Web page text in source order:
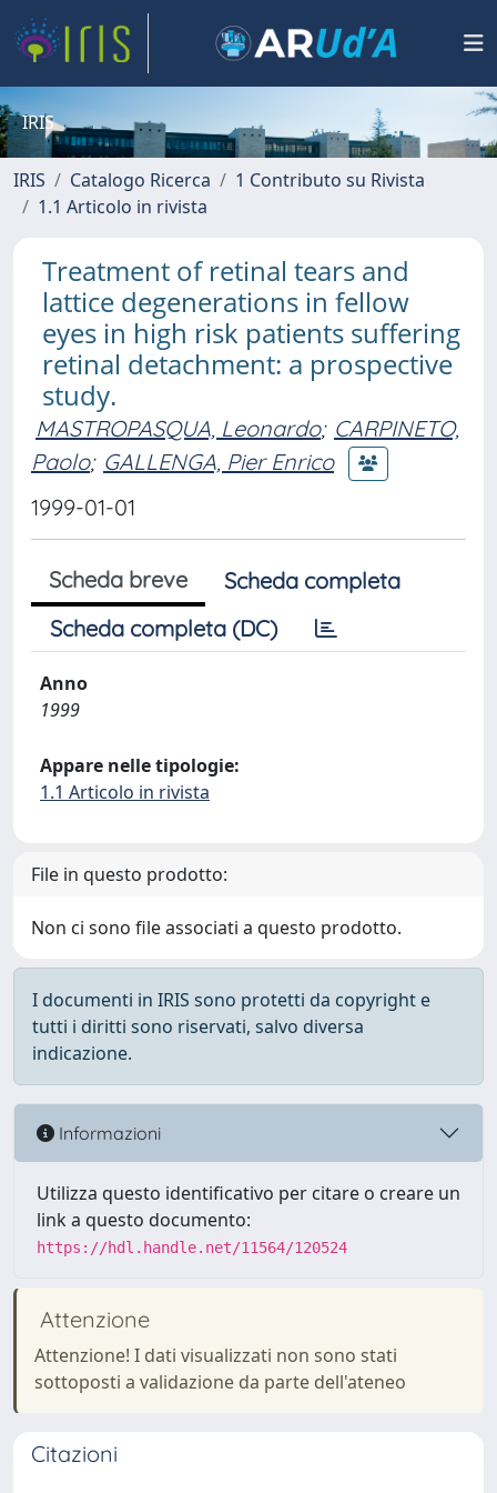
IRIS
IRIS Catalogo Ricerca
1 Contributo su Rivista
1.1 Articolo in rivista
Treatment of retinal tears and
lattice degenerations in fellow
eyes in high risk patients suffering
retinal detachment: a prospective
study.
MASTROPASQUA, Leonardo; CARPINETO,
Paolo; GALLENGA, Pier Enrico
1999-01-01
Scheda breve
Scheda completa
Scheda completa (DC)
Anno
1999
Appare nelle tipologie:
1.1 Articolo in rivista
File in questo prodotto:
Non ci sono file associati a questo prodotto.
I documenti in IRIS sono protetti da copyright e
tutti i diritti sono riservati, salvo diversa
indicazione.
Informazioni
Utilizza questo identificativo per citare o creare un
link a questo documento:
https://hdl.handle.net/11564/120524
Attenzione
Attenzione! I dati visualizzati non sono stati
sottoposti a validazione da parte dell'ateneo
Citazioni